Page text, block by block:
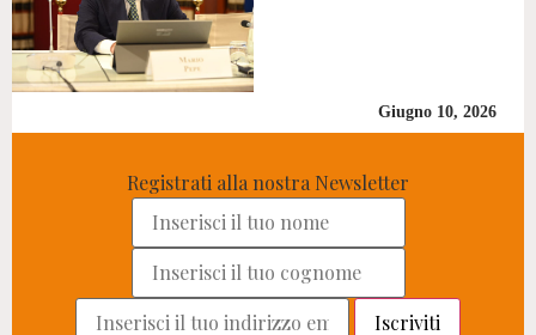
Giugno 10, 2026
Registrati alla nostra Newsletter